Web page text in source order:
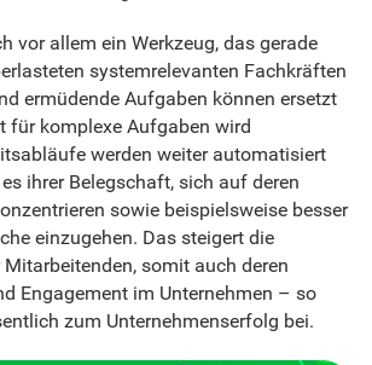
vor allem ein Werkzeug, das gerade
systemrelevanten Fachkräften
ermüdende Aufgaben können ersetzt
für komplexe Aufgaben wird
werden weiter automatisiert
ihrer Belegschaft, sich auf deren
sowie beispielsweise besser
einzugehen. Das steigert die
somit auch deren
Engagement im Unternehmen – so
zum Unternehmenserfolg bei.